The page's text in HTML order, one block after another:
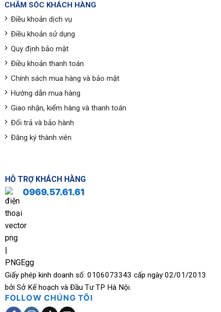
CHĂM SÓC KHÁCH HÀNG
Điều khoản dịch vụ
Điều khoản sử dụng
Quy định bảo mật
Điều khoản thanh toán
Chính sách mua hàng và bảo mật
Hướng dẫn mua hàng
Giao nhận, kiểm hàng và thanh toán
Đổi trả và bảo hành
Đăng ký thành viên
HỖ TRỢ KHÁCH HÀNG
0969.57.61.61
Giấy phép kinh doanh số: 0106073343 cấp ngày 02/01/2013
bởi Sở Kế hoạch và Đầu Tư TP Hà Nội.
FOLLOW CHÚNG TÔI